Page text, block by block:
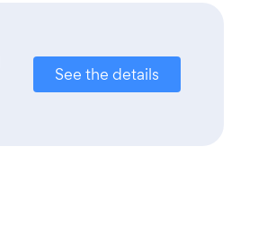
See the details